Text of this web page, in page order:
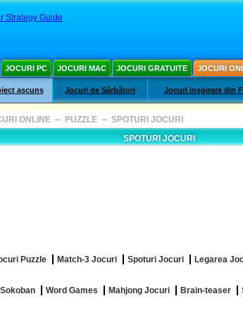
Strategy Guide
JOCURI PC JOCURI MAC JOCURI GRATUITE JOCURI
ascuns Jocuri de Sărbători Jocuri inspirate din
ONLINE → PUZZLE → SPOTURI JOCURI
SPOTURI JOCURI
Puzzle Match-3 Jocuri Spoturi Jocuri Legarea
Word Games Mahjong Jocuri Brain-teaser